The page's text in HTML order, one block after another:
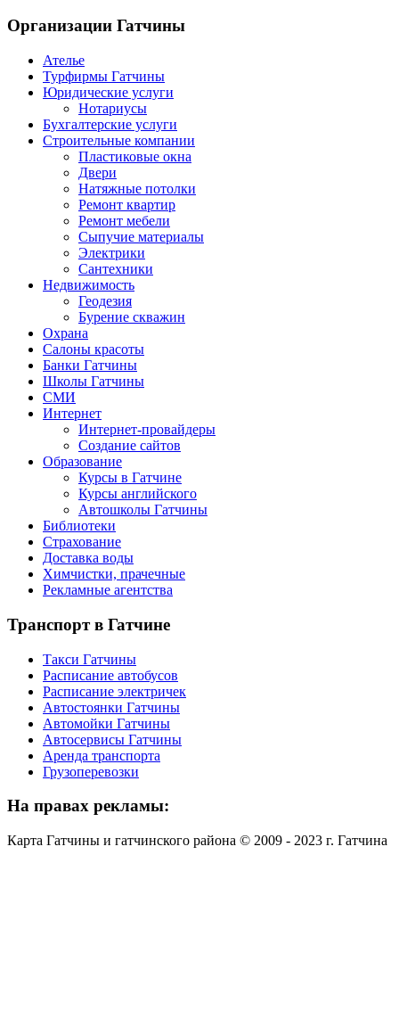
Организации Гатчины
Ателье
Турфирмы Гатчины
Юридические услуги
Нотариусы
Бухгалтерские услуги
Строительные компании
Пластиковые окна
Двери
Натяжные потолки
Ремонт квартир
Ремонт мебели
Сыпучие материалы
Электрики
Сантехники
Недвижимость
Геодезия
Бурение скважин
Охрана
Салоны красоты
Банки Гатчины
Школы Гатчины
СМИ
Интернет
Интернет-провайдеры
Создание сайтов
Образование
Курсы в Гатчине
Курсы английского
Автошколы Гатчины
Библиотеки
Страхование
Доставка воды
Химчистки, прачечные
Рекламные агентства
Транспортв Гатчине
Такси Гатчины
Расписание автобусов
Расписание электричек
Автостоянки Гатчины
Автомойки Гатчины
Автосервисы Гатчины
Аренда транспорта
Грузоперевозки
На правах рекламы:
Карта Гатчины и гатчинского района © 2009 - 2023 г. Гатчина